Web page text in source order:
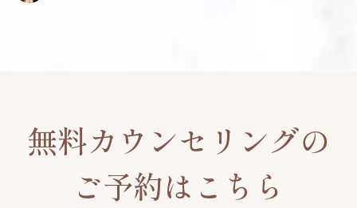
無料カウンセリングの
ご予約はこちら